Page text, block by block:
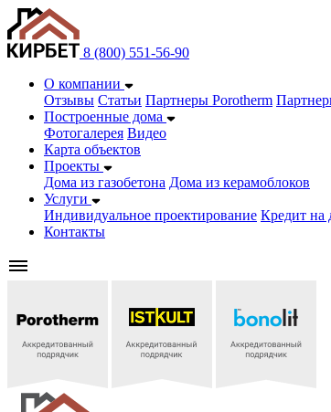
8 (800) 551-56-90
О компании
Отзывы Статьи Партнеры Porotherm
Построенные дома
Фотогалерея Видео
Карта объектов
Проекты
Дома из газобетонa Дома из керамоблоков
Услуги
Индивидуальное проектирование Кредит на
Контакты